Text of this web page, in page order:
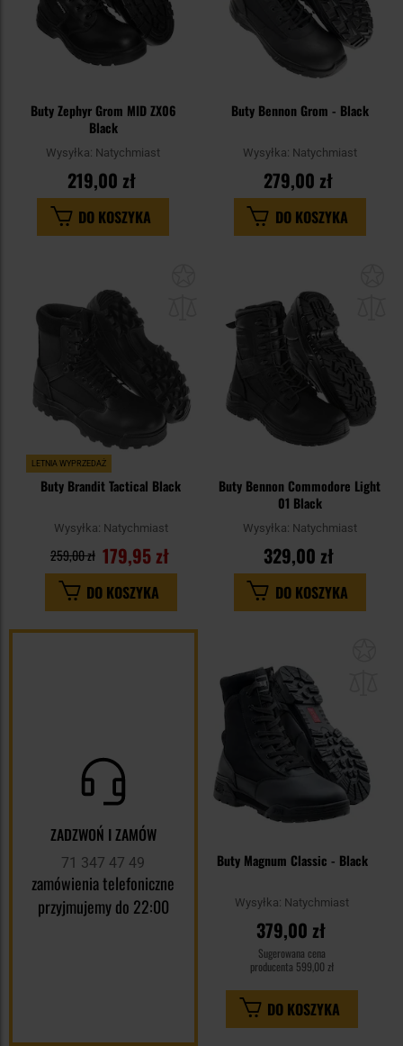
Buty Zephyr Grom MID ZX06
Black
Wysyłka: Natychmiast
219,00 zł
DO KOSZYKA
Buty Bennon Grom - Black
Wysyłka: Natychmiast
279,00 zł
DO KOSZYKA
schowka
LETNIA WYPRZEDAŻ
Buty Brandit Tactical Black
Wysyłka: Natychmiast
179,95 zł
259,00 zł
DO KOSZYKA
Buty Bennon Commodore Light
01 Black
Wysyłka: Natychmiast
329,00 zł
DO KOSZYKA
ZADZWOŃ I ZAMÓW
71 347 47 49
zamówienia telefoniczne
przyjmujemy do 22:00
Buty Magnum Classic - Black
Wysyłka: Natychmiast
379,00 zł
Sugerowana cena
producenta 599,00 zł
DO KOSZYKA